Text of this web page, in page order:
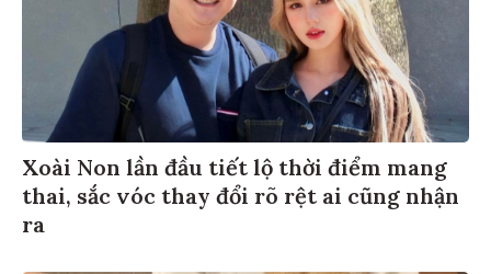
Xoài Non lần đầu tiết lộ thời điểm mang
thai, sắc vóc thay đổi rõ rệt ai cũng nhận
ra